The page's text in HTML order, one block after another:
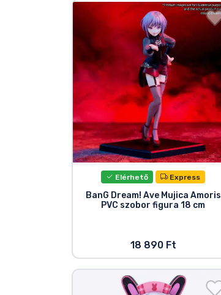
Elérhető Express
BanG Dream! Ave Mujica Amoris
PVC szobor figura 18 cm
18 890 Ft
Szállítás és fizetés
Sorozatos cuccok
Filmes cuccok
Mesés cuccok
Animés cuccok
Gamer cuccok
Zenés cuccok